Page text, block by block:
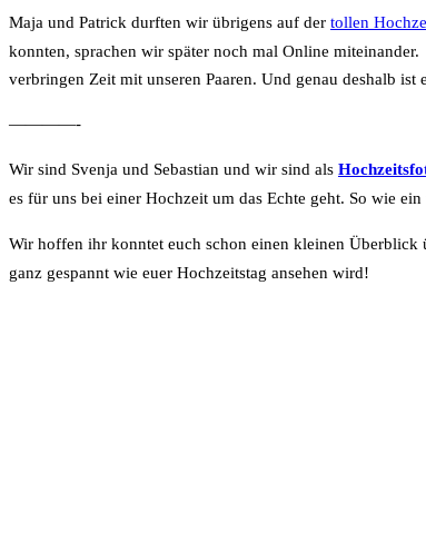
Maja und Patrick durften wir übrigens auf der tollen
konnten, sprachen wir später noch mal Online
verbringen Zeit mit unseren Paaren. Und genau deshalb
————-
Wir sind Svenja und Sebastian und wir sind als
es für uns bei einer Hochzeit um das Echte geht. So wie
Wir hoffen ihr konntet euch schon einen kleinen Überblick
ganz gespannt wie euer Hochzeitstag ansehen wird!